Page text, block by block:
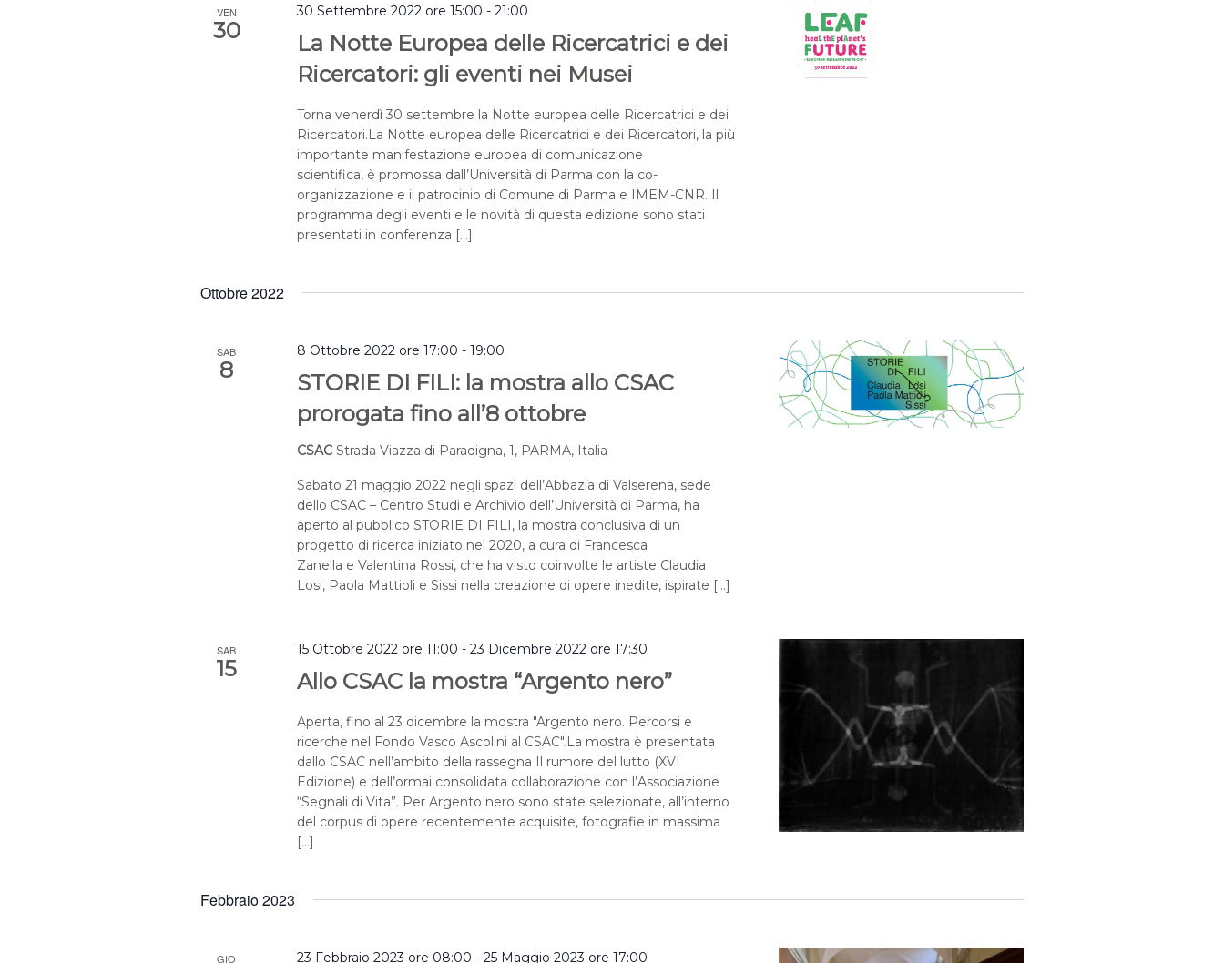
VEN
30
La Notte Europea delle Ricercatrici e dei
Ricercatori: gli eventi nei Musei
30 Settembre 2022 ore 15:00 - 21:00
Torna venerdì 30 settembre la Notte europea delle Ricercatrici e dei
Ricercatori.La Notte europea delle Ricercatrici e dei Ricercatori, la più
importante manifestazione europea di comunicazione
scientifica, è promossa dall’Università di Parma con la co-
organizzazione e il patrocinio di Comune di Parma e IMEM-CNR. Il
programma degli eventi e le novità di questa edizione sono stati
presentati in conferenza […]
Ottobre 2022
SAB
8
STORIE DI FILI: la mostra allo CSAC
prorogata fino all’8 ottobre
8 Ottobre 2022 ore 17:00 - 19:00
CSAC Strada Viazza di Paradigna, 1, PARMA, Italia
Sabato 21 maggio 2022 negli spazi dell’Abbazia di Valserena, sede
dello CSAC – Centro Studi e Archivio dell’Università di Parma, ha
aperto al pubblico STORIE DI FILI, la mostra conclusiva di un
progetto di ricerca iniziato nel 2020, a cura di Francesca
Zanella e Valentina Rossi, che ha visto coinvolte le artiste Claudia
Losi, Paola Mattioli e Sissi nella creazione di opere inedite, ispirate […]
SAB
15 Allo CSAC la mostra “Argento nero”
15 Ottobre 2022 ore 11:00 - 23 Dicembre 2022 ore 17:30
Aperta, fino al 23 dicembre la mostra "Argento nero. Percorsi e
ricerche nel Fondo Vasco Ascolini al CSAC".La mostra è presentata
dallo CSAC nell’ambito della rassegna Il rumore del lutto (XVI
Edizione) e dell’ormai consolidata collaborazione con l’Associazione
“Segnali di Vita”. Per Argento nero sono state selezionate, all’interno
del corpus di opere recentemente acquisite, fotografie in massima
[…]
Febbraio 2023
GIO 23 Febbraio 2023 ore 08:00 - 25 Maggio 2023 ore 17:00